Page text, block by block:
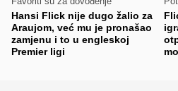
Hansi Flick nije dugo žalio za
Araujom, već mu je pronašao
zamjenu i to u engleskoj
Premier ligi